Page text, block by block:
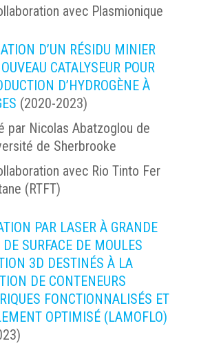
avec Plasmionique
D’UN RÉSIDU MINIER
CATALYSEUR POUR
D’HYDROGÈNE À
(2020-2023)
par Nicolas Abatzoglou de
de Sherbrooke
avec Rio Tinto Fer
(RTFT)
PAR LASER À GRANDE
SURFACE DE MOULES
3D DESTINÉS À LA
DE CONTENEURS
FONCTIONNALISÉS ET
OPTIMISÉ (LAMOFLO)